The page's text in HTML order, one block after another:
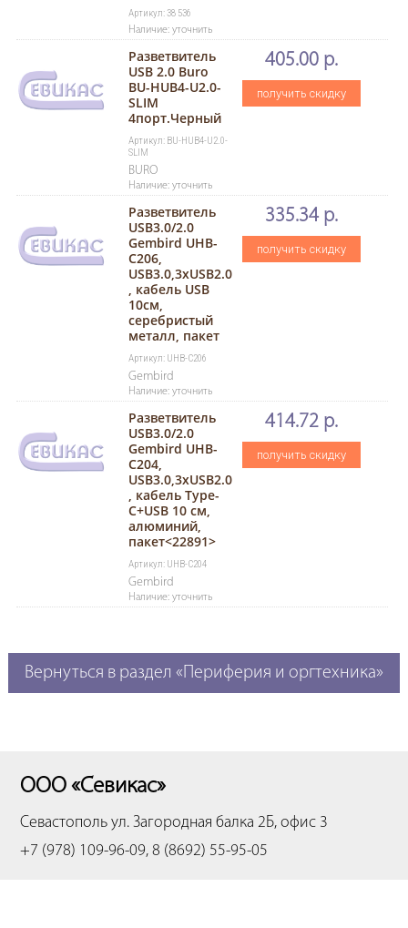
Артикул: 38 536
Наличие: уточнить
Разветвитель
USB 2.0 Buro
BU-HUB4-U2.0-
SLIM
4порт.Черный
Артикул: BU-HUB4-U2.0-
SLIM
BURO
Наличие: уточнить
405.00 р.
получить скидку
Разветвитель
USB3.0/2.0
Gembird UHB-
C206,
USB3.0,3xUSB2.0
, кабель USB
10см,
серебристый
металл, пакет
Артикул: UHB-C206
Gembird
Наличие: уточнить
335.34 р.
получить скидку
Разветвитель
USB3.0/2.0
Gembird UHB-
C204,
USB3.0,3xUSB2.0
, кабель Type-
C+USB 10 см,
алюминий,
пакет<22891>
Артикул: UHB-C204
Gembird
Наличие: уточнить
414.72 р.
получить скидку
Вернуться в раздел «Периферия и оргтехника»
ООО «Севикас»
Севастополь ул. Загородная балка 2Б, офис 3
+7 (978) 109-96-09, 8 (8692) 55-95-05